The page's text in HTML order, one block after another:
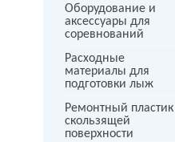
Оборудование и
аксессуары для
соревнований
Расходные
материалы для
подготовки лыж
Ремонтный пластик
скользящей
поверхности